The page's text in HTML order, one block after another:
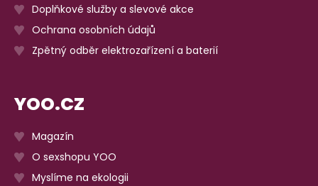
Doplňkové služby a slevové akce
Ochrana osobních údajů
Zpětný odběr elektrozařízení a baterií
YOO.CZ
Magazín
O sexshopu YOO
Myslíme na ekologii